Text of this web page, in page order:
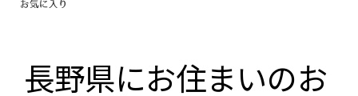
長野県にお住まいのお